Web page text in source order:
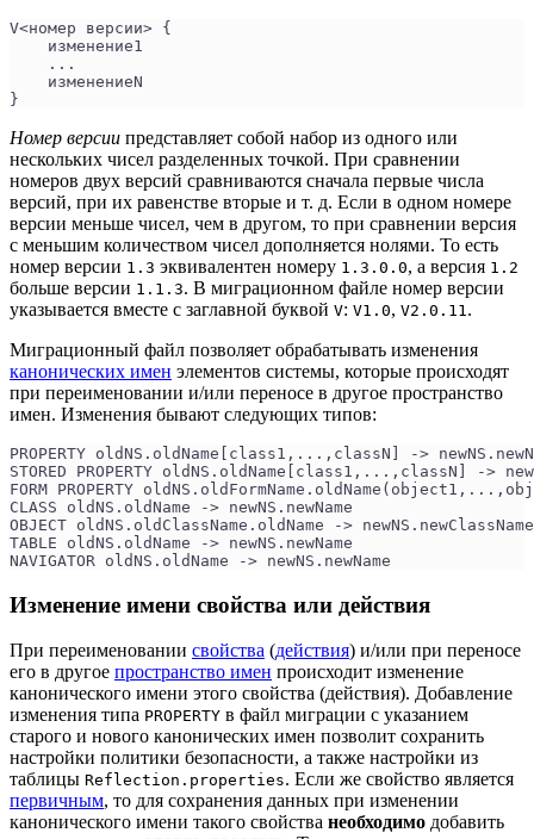
V<номер версии> {
    изменение1
    ...
    изменениеN
}
Номер версии представляет собой набор из одного или
нескольких чисел разделенных точкой. При сравнении
номеров двух версий сравниваются сначала первые числа
версий, при их равенстве вторые и т. д. Если в одном номере
версии меньше чисел, чем в другом, то при сравнении версия
с меньшим количеством чисел дополняется нолями. То есть
номер версии 1.3 эквивалентен номеру 1.3.0.0, а версия 1.2
больше версии 1.1.3. В миграционном файле номер версии
указывается вместе с заглавной буквой V: V1.0, V2.0.11 .
Миграционный файл позволяет обрабатывать изменения
канонических имен элементов системы, которые происходят
при переименовании и/или переносе в другое пространство
имен. Изменения бывают следующих типов:
PROPERTY oldNS.oldName[class1,...,classN] ->
STORED PROPERTY oldNS.oldName[class1,...,classN] ->
FORM PROPERTY
CLASS oldNS.oldName -> newNS.newName
OBJECT oldNS.oldClassName.oldName ->
TABLE oldNS.oldName -> newNS.newName
NAVIGATOR oldNS.oldName -> newNS.newName
Изменение имени свойства или действия
При переименовании свойства (действия) и/или при переносе
его в другое пространство имен происходит изменение
канонического имени этого свойства (действия). Добавление
изменения типа PROPERTY в файл миграции с указанием
старого и нового канонических имен позволит сохранить
настройки политики безопасности, а также настройки из
таблицы Reflection.properties. Если же свойство является
первичным, то для сохранения данных при изменении
канонического имени такого свойства необходимо добавить